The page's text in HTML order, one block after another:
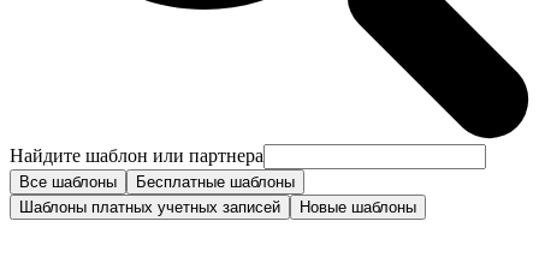
Найдите шаблон или партнера
Все шаблоны
Бесплатные шаблоны
Шаблоны платных учетных записей
Новые шаблоны